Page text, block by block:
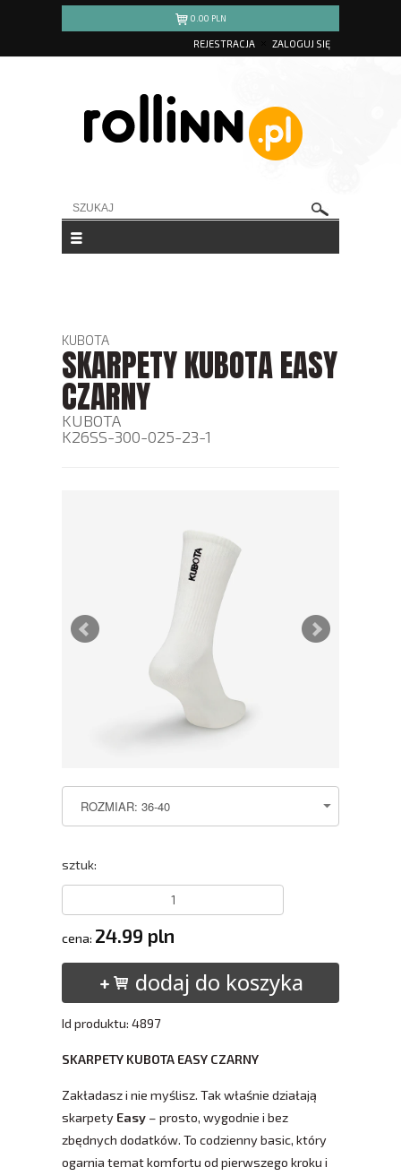
0.00 PLN
REJESTRACJA ZALOGUJ SIĘ
KUBOTA
SKARPETY KUBOTA EASY
CZARNY
KUBOTA
K26SS-300-025-23-1
sztuk:
cena: 24.99 pln
dodaj do koszyka
Id produktu: 4897
SKARPETY KUBOTA EASY CZARNY
Zakładasz i nie myślisz. Tak właśnie działają
skarpety Easy – prosto, wygodnie i bez
zbędnych dodatków. To codzienny basic, który
ogarnia temat komfortu od pierwszego kroku i